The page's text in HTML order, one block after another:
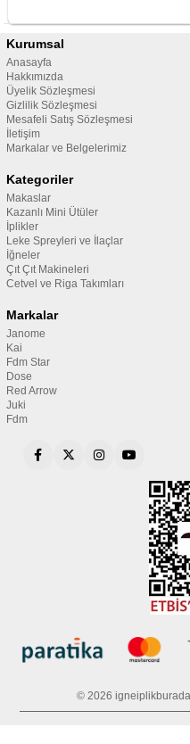
Kurumsal
Anasayfa
Hakkımızda
Üyelik Sözleşmesi
Gizlilik Sözleşmesi
Mesafeli Satış Sözleşmesi
İletişim
Markalar ve Belgelerimiz
Kategoriler
Makaslar
Kazanlı Mini Ütüler
İplikler
Leke Spreyleri ve İlaçlar
İğneler
Çıt Çıt Makineleri
Cetvel ve Riga Takımları
Markalar
Janome
Kai
Fdm Star
Dose
Red Arrow
Juki
Fdm
© 2026